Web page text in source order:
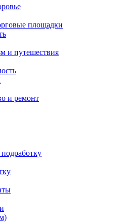
площадки
и путешествия
и ремонт